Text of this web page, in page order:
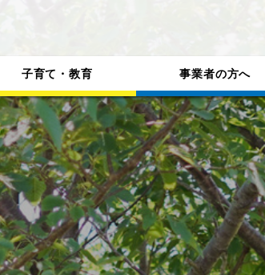
子育て・教育 事業者の方へ